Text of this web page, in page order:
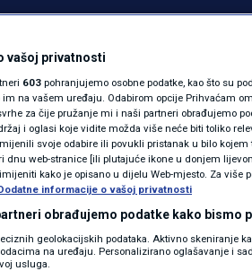
MAGAZIN
KOLUMNE
N1(DIS)INFO
KLIMATSKE
FOTO
VIDEO
za N1 o
12:35 VIJESTI 0 komentara
Više
vašoj privatnosti
603 pohranjujemo osobne podatke, kao što su
na vašem uređaju. Odabirom opcije Prihvaćam
za čije pružanje mi i naši partneri obrađujemo
i oglasi koje vidite možda više neće biti toliko
svoje odabire ili povukli pristanak u bilo
dnu web-stranice [ili plutajuće ikone u donjem
kako je opisano u dijelu Web-mjesto. Za više
informacije o vašoj privatnosti
obrađujemo podatke kako bismo
geolokacijskih podataka. Aktivno skeniranje
na uređaju. Personalizirano oglašavanje i
usluga.